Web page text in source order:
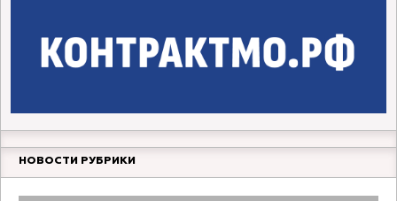
НОВОСТИ РУБРИКИ